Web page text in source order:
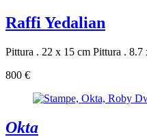
Raffi Yedalian
Pittura . 22 x 15 cm Pittura . 8.7
800 €
Okta